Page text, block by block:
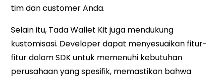
tim dan customer Anda.
Selain itu, Tada Wallet Kit juga mendukung
kustomisasi. Developer dapat menyesuaikan fitur-
fitur dalam SDK untuk memenuhi kebutuhan
perusahaan yang spesifik, memastikan bahwa